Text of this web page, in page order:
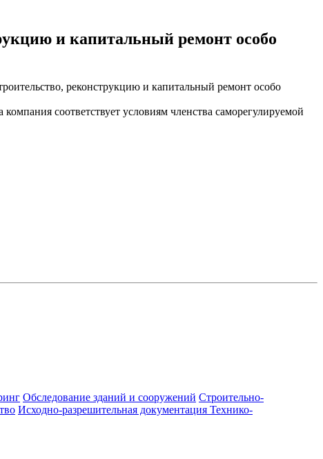
и капитальный ремонт особо
реконструкцию и капитальный ремонт особо
соответствует условиям членства саморегулируемой
Обследование зданий и сооружений Строительно-
Исходно-разрешительная документация Технико-